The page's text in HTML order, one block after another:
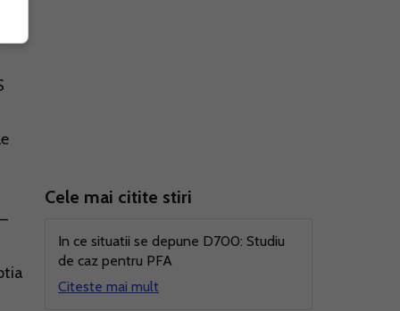
Cele mai citite stiri
In ce situatii se depune D700: Studiu
de caz pentru PFA
Citeste mai mult